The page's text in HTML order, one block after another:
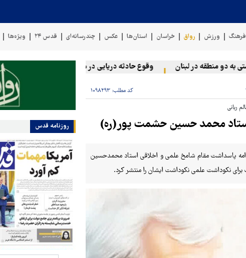
فرهنگ ورزش رواق خراسان استان‌ها عکس چندرسانه‌ای قدس ۲۴ ویژه‌ها
دو منطقه در لبنان وقوع حادثه دریایی در سواحل عمان سخنگوی
کد مطلب: ۱۰۹۸۲۹۳
ربانی
استاد محمد حسین حشمت پور(ره)
پاسداشت مقام شامخ علمی و اخلاقی استاد محمدحسین
نکوداشت علمی نکوداشت ایشان را منتشر کرد.
روزنامه قدس